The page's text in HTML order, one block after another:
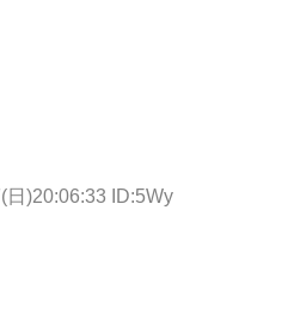
日)20:06:33 ID:5Wy